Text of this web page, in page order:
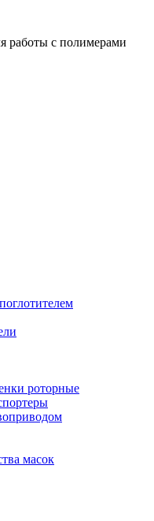
работы с полимерами
роторные
масок